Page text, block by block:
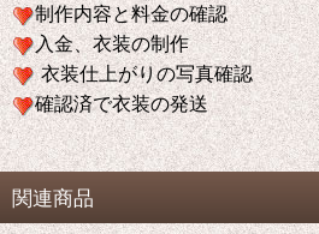
制作内容と料金の確認
入金、衣装の制作
衣装仕上がりの写真確認
確認済で衣装の発送
関連商品